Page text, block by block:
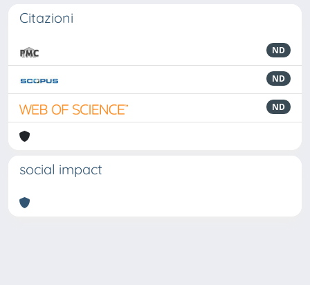
Citazioni
ND
ND
ND
social impact